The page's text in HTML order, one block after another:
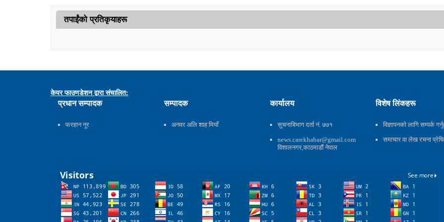
तपाईंको प्रतिकृयाहरू
केयर फाउणडेशन द्वारा संचालित:
प्रधान सम्पादक
फरहान नूर
सम्पादक
अनवर अलि शाह मियाँ
कार्यालय
सुचनाबिभाग दर्ता नं. ७७१
news.carekhabar@gmail.com
विशालनगर,काठमाडौं नेपाल
विशेष लिंकहरू
विज्ञापनको लागि सम्पर्क
समाचार वा लेख रचना